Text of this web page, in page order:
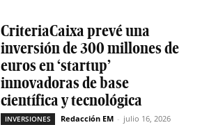
CriteriaCaixa prevé una
inversión de 300 millones de
euros en ‘startup’
innovadoras de base
científica y tecnológica
INVERSIONES Redacción EM - julio 16, 2026